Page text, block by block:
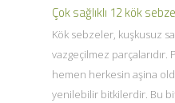
Çok sağlıklı 12 kök sebze
Kök sebzeler, kuşkusuz
vazgeçilmez
hemen herkesin aşina
yenilebilir bitkilerdir. Bu